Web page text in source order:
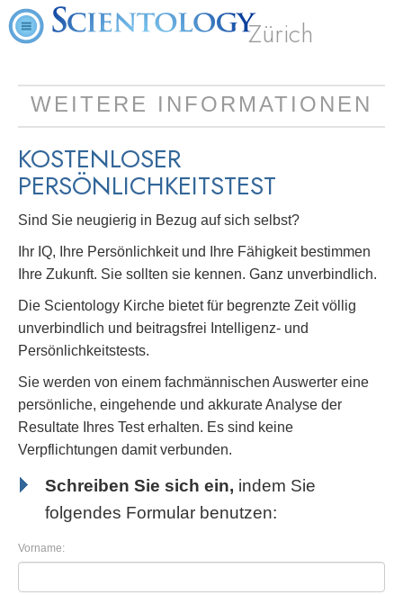
Zürich
WEITERE INFORMATIONEN
KOSTENLOSER
PERSÖNLICHKEITSTEST
Sind Sie neugierig in Bezug auf sich selbst?
Ihr IQ, Ihre Persönlichkeit und Ihre Fähigkeit bestimmen
Ihre Zukunft. Sie sollten sie kennen. Ganz unverbindlich.
Die Scientology Kirche bietet für begrenzte Zeit völlig
unverbindlich und beitragsfrei Intelligenz- und
Persönlichkeitstests.
Sie werden von einem fachmännischen Auswerter eine
persönliche, eingehende und akkurate Analyse der
Resultate Ihres Test erhalten. Es sind keine
Verpflichtungen damit verbunden.
Schreiben Sie sich ein, indem Sie
folgendes Formular benutzen:
Vorname: